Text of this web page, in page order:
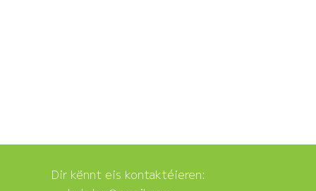
Dir kënnt eis kontaktéieren: